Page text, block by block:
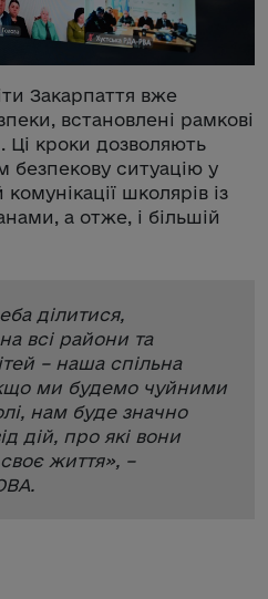
Закарпаття вже
встановлені рамкові
Ці кроки дозволяють
безпекову ситуацію у
школярів із
а отже, і більшій
ділитися,
всі райони та
– наша спільна
ми будемо чуйними
нам буде значно
дій, про які вони
життя», –